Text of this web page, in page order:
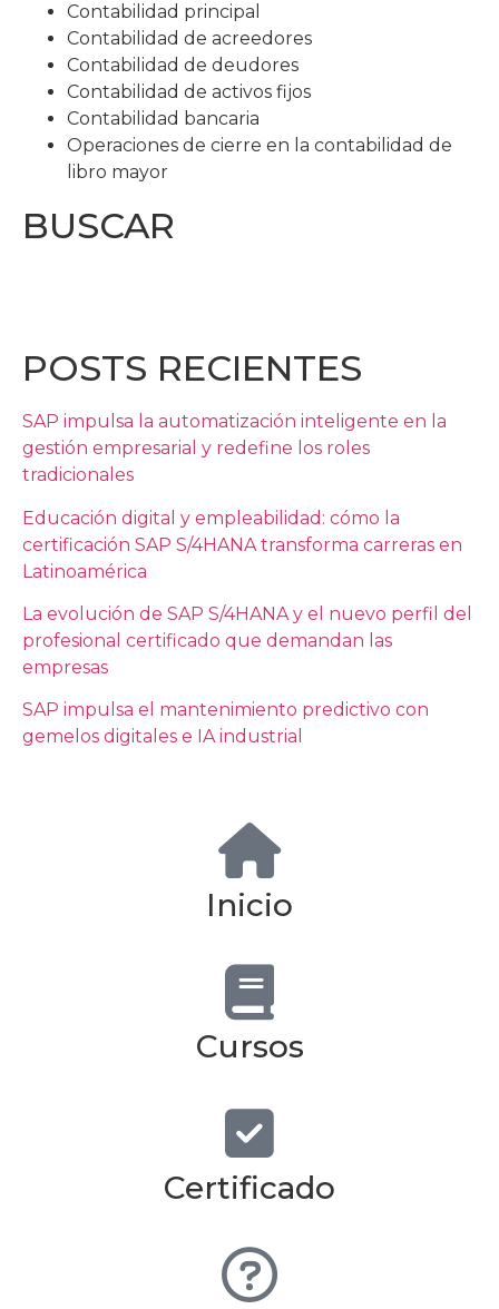
Contabilidad principal
Contabilidad de acreedores
Contabilidad de deudores
Contabilidad de activos fijos
Contabilidad bancaria
Operaciones de cierre en la contabilidad de
libro mayor
BUSCAR
POSTS RECIENTES
SAP impulsa la automatización inteligente en la
gestión empresarial y redefine los roles
tradicionales
Educación digital y empleabilidad: cómo la
certificación SAP S/4HANA transforma carreras en
Latinoamérica
La evolución de SAP S/4HANA y el nuevo perfil del
profesional certificado que demandan las
empresas
SAP impulsa el mantenimiento predictivo con
gemelos digitales e IA industrial
Inicio
Cursos
Certificado